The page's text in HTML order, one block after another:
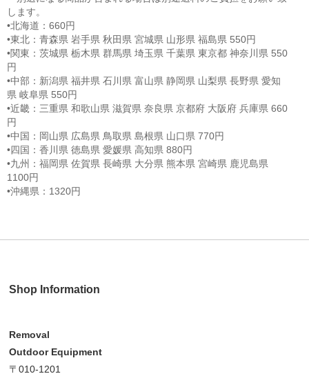
します。
•北海道：660円
•東北：青森県 岩手県 秋田県 宮城県 山形県 福島県 550円
•関東：茨城県 栃木県 群馬県 埼玉県 千葉県 東京都 神奈川県 550
円
•中部：新潟県 福井県 石川県 富山県 静岡県 山梨県 長野県 愛知
県 岐阜県 550円
•近畿：三重県 和歌山県 滋賀県 奈良県 京都府 大阪府 兵庫県 660
円
•中国：岡山県 広島県 鳥取県 島根県 山口県 770円
•四国：香川県 徳島県 愛媛県 高知県 880円
•九州：福岡県 佐賀県 長崎県 大分県 熊本県 宮崎県 鹿児島県
1100円
•沖縄県：1320円
Shop Information
Removal
Outdoor Equipment
〒010-1201